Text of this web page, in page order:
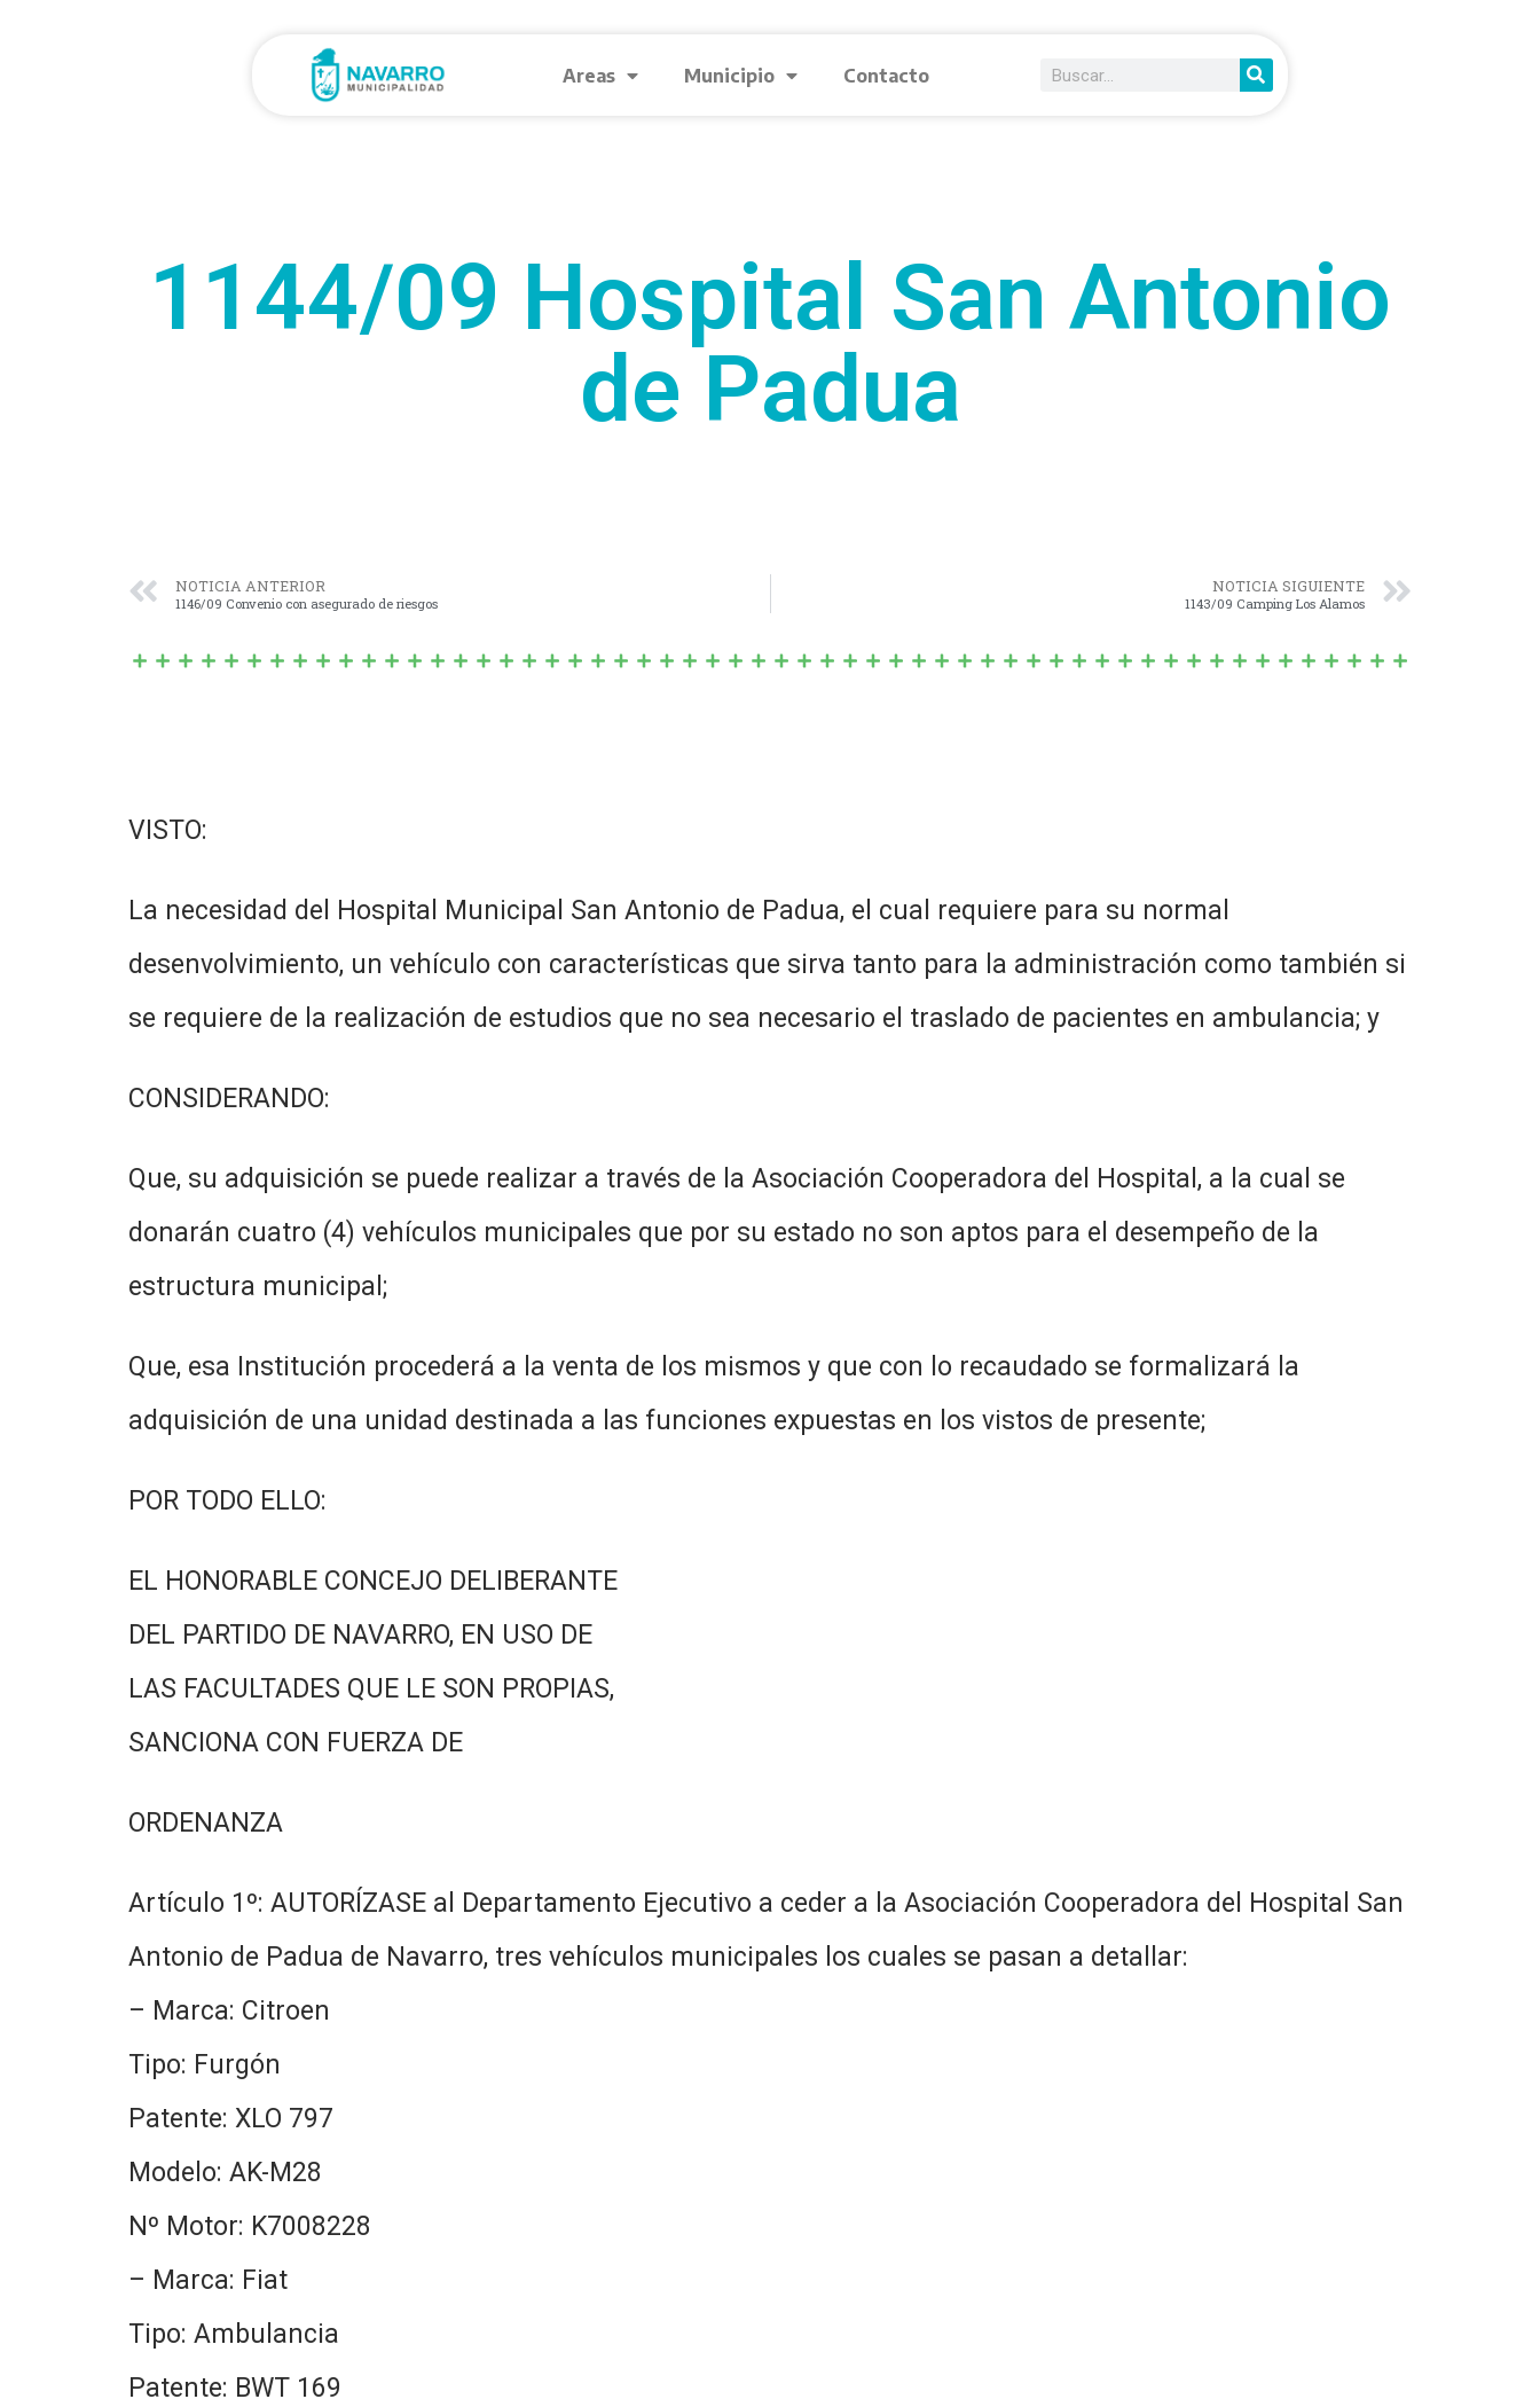
Areas Municipio Contacto
1144/09 Hospital San Antonio
de Padua
NOTICIA ANTERIOR
1146/09 Convenio con asegurado de riesgos
NOTICIA SIGUIENTE
1143/09 Camping Los Alamos
VISTO:
La necesidad del Hospital Municipal San Antonio de Padua, el cual requiere para su normal
desenvolvimiento, un vehículo con características que sirva tanto para la administración como también si
se requiere de la realización de estudios que no sea necesario el traslado de pacientes en ambulancia; y
CONSIDERANDO:
Que, su adquisición se puede realizar a través de la Asociación Cooperadora del Hospital, a la cual se
donarán cuatro (4) vehículos municipales que por su estado no son aptos para el desempeño de la
estructura municipal;
Que, esa Institución procederá a la venta de los mismos y que con lo recaudado se formalizará la
adquisición de una unidad destinada a las funciones expuestas en los vistos de presente;
POR TODO ELLO:
EL HONORABLE CONCEJO DELIBERANTE
DEL PARTIDO DE NAVARRO, EN USO DE
LAS FACULTADES QUE LE SON PROPIAS,
SANCIONA CON FUERZA DE
ORDENANZA
Artículo 1º: AUTORÍZASE al Departamento Ejecutivo a ceder a la Asociación Cooperadora del Hospital San
Antonio de Padua de Navarro, tres vehículos municipales los cuales se pasan a detallar:
– Marca: Citroen
Tipo: Furgón
Patente: XLO 797
Modelo: AK-M28
Nº Motor: K7008228
– Marca: Fiat
Tipo: Ambulancia
Patente: BWT 169